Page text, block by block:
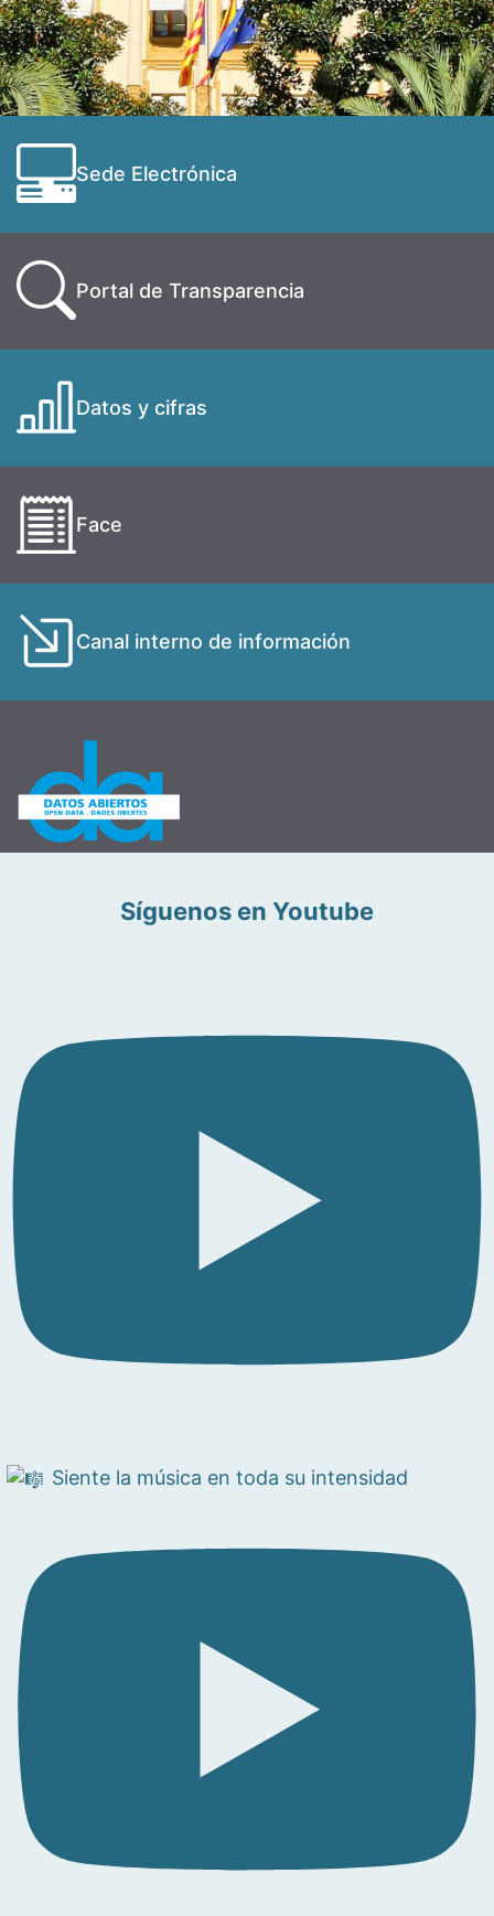
Sede Electrónica
Portal de Transparencia
Datos y cifras
Face
Canal interno de información
Síguenos en Youtube
Siente la música en toda su intensidad